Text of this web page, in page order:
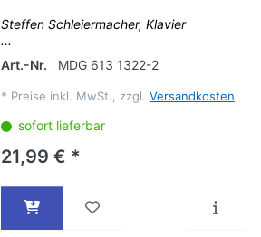
Steffen Schleiermacher, Klavier
...
Art.-Nr.
MDG 613 1322-2
* Preise inkl. MwSt., zzgl. Versandkosten
sofort lieferbar
21,99 € *